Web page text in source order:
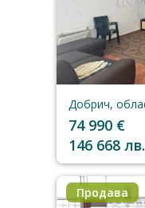
74 990 €
146 668 лв.
Продава